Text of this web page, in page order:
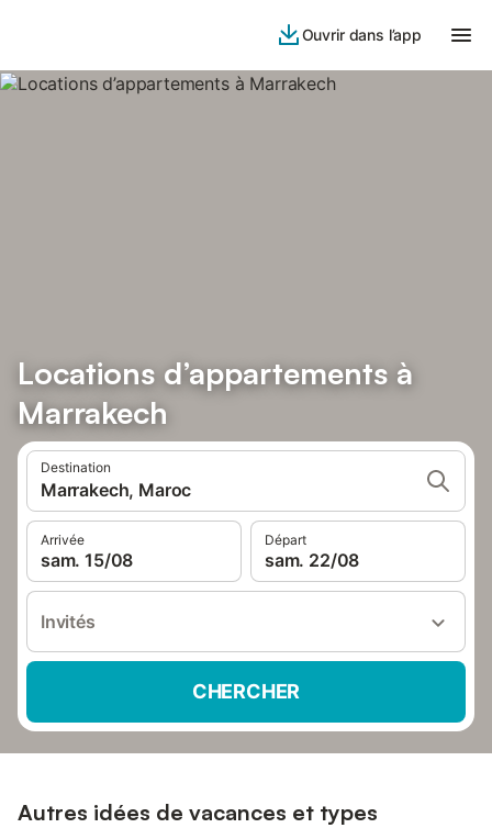
Ouvrir dans l’app
Locations d’appartements à
Marrakech
Destination
Marrakech, Maroc
Arrivée
sam. 15/08
Départ
sam. 22/08
Invités
CHERCHER
Autres idées de vacances et types